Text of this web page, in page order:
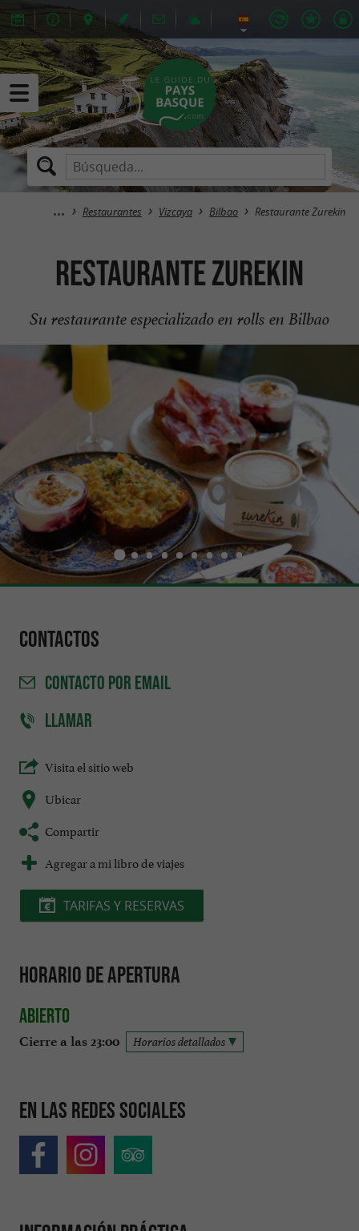
Restaurantes Vizcaya Bilbao Restaurante Zurekin
Restaurante Zurekin
Su restaurante especializado en rolls en Bilbao
Contactos
CONTACTO POR EMAIL
LLAMAR
Visita el sitio web
Ubicar
Compartir
Agregar a mi libro de viajes
TARIFAS Y RESERVAS
Horario de apertura
Abierto
Cierre a las 23:00 Horarios detallados
En las redes sociales